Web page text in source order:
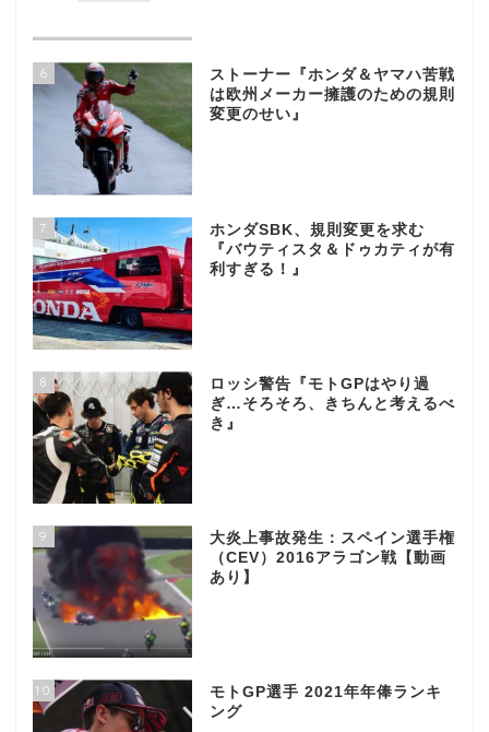
6
ストーナー『ホンダ＆ヤマハ苦戦
は欧州メーカー擁護のための規則
変更のせい』
7
ホンダSBK、規則変更を求む
『バウティスタ＆ドゥカティが有
利すぎる！』
8
ロッシ警告『モトGPはやり過
ぎ…そろそろ、きちんと考えるべ
き』
9
大炎上事故発生：スペイン選手権
（CEV）2016アラゴン戦【動画
あり】
10
モトGP選手 2021年年俸ランキ
ング